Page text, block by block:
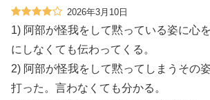
2026年3月10日
1) 阿部が怪我をして黙っている姿に心
にしなくても伝わってくる。
2) 阿部が怪我をして黙ってしまうその
打った。言わなくても分かる。